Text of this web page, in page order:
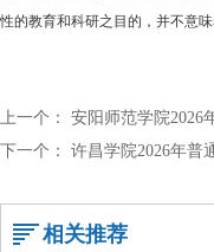
性的教育和科研之目的，并不意
上一个： 安阳师范学院2026
下一个： 许昌学院2026年普
相关推荐